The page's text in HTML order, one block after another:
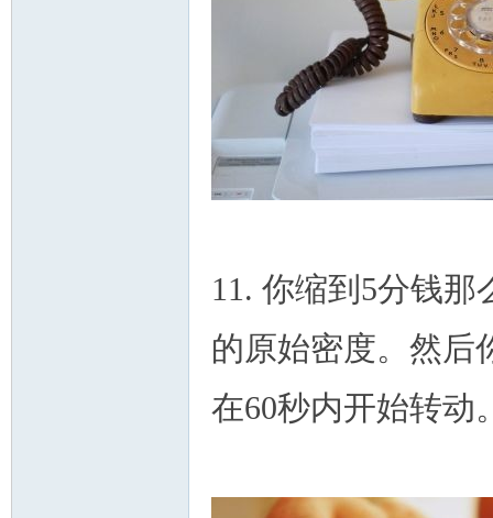
11. 你缩到5分钱
的原始密度。然后
在60秒内开始转动